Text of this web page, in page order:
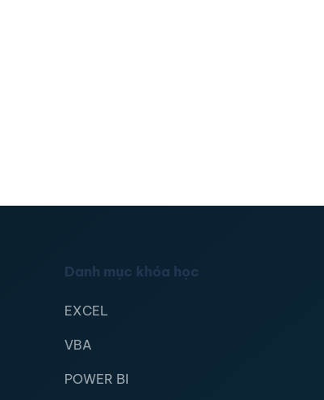
Danh mục khóa học
EXCEL
VBA
POWER BI